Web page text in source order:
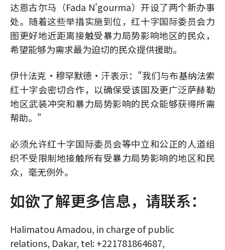
达恩古尔马（Fada N'gourma）开设了两个新办事
处。随着这些举措实施到位，红十字国际委员会力
图更好地近距离接触受暴力局势影响地区的民众，
希望能够为需求最为迫切的民众提供援助。
伊什法克·穆罕默德·汗表示："我们与布基纳法索
红十字会密切合作，以确保受该国及更广泛萨赫勒
地区武装冲突和暴力局势影响的民众能够获得所需
帮助。"
必须允许红十字国际委员会等中立和公正的人道组
织不受限制地接触所有受暴力局势影响的地区和民
众，毫无例外。
如欲了解更多信息，请联系：
Halimatou Amadou, in charge of public
relations, Dakar, tel: +221781864687,